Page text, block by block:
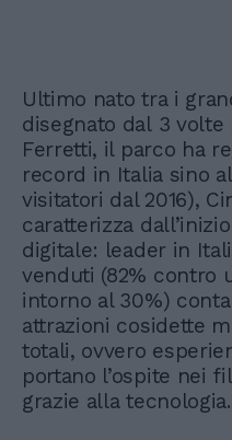
Ultimo nato tra i
disegnato dal 3
Ferretti, il parco ha
record in Italia sino
visitatori dal 2016),
caratterizza
digitale: leader in
venduti (82% contro
intorno al 30%)
attrazioni cosidette
totali, ovvero
portano l’ospite nei
grazie alla tecnologia.